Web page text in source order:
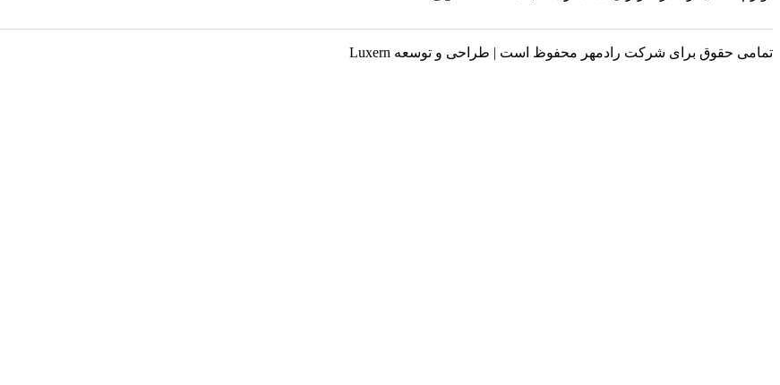
تمامی حقوق برای شرکت رادمهر محفوظ است | طراحی و توسعه Luxern